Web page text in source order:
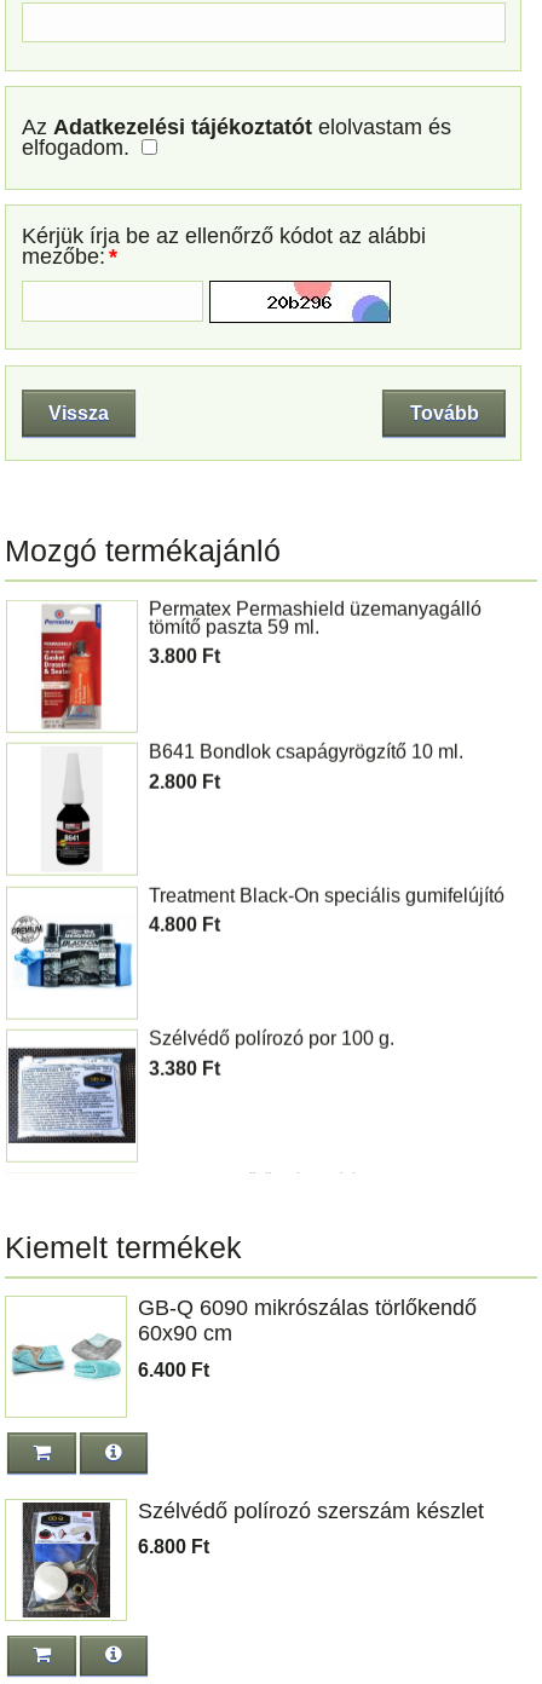
Az Adatkezelési tájékoztatótelolvastam és
elfogadom.
Kérjük írja be az ellenőrző kódot az alábbi
mezőbe: *
Vissza Tovább
Mozgó termékajánló
3.300 Ft
cm
6.400 Ft
J-B Weld Plastic Weld gyurma 56 g.
2.980 Ft
Szélvédő polírozó szerszám készlet
Permatex Permashield üzemanyagálló
tömítő paszta 59 ml.
3.800 Ft
B641 Bondlok csapágyrögzítő 10 ml.
2.800 Ft
Treatment Black-On speciális gumifelújító
4.800 Ft
Szélvédő polírozó por 100 g.
3.380 Ft
Permatex szerelői kesztyű L méretben
3.300 Ft
Kiemelt termékek
GB-Q 6090 mikrószálas törlőkendő
60x90 cm
6.400 Ft
Szélvédő polírozó szerszám készlet
6.800 Ft